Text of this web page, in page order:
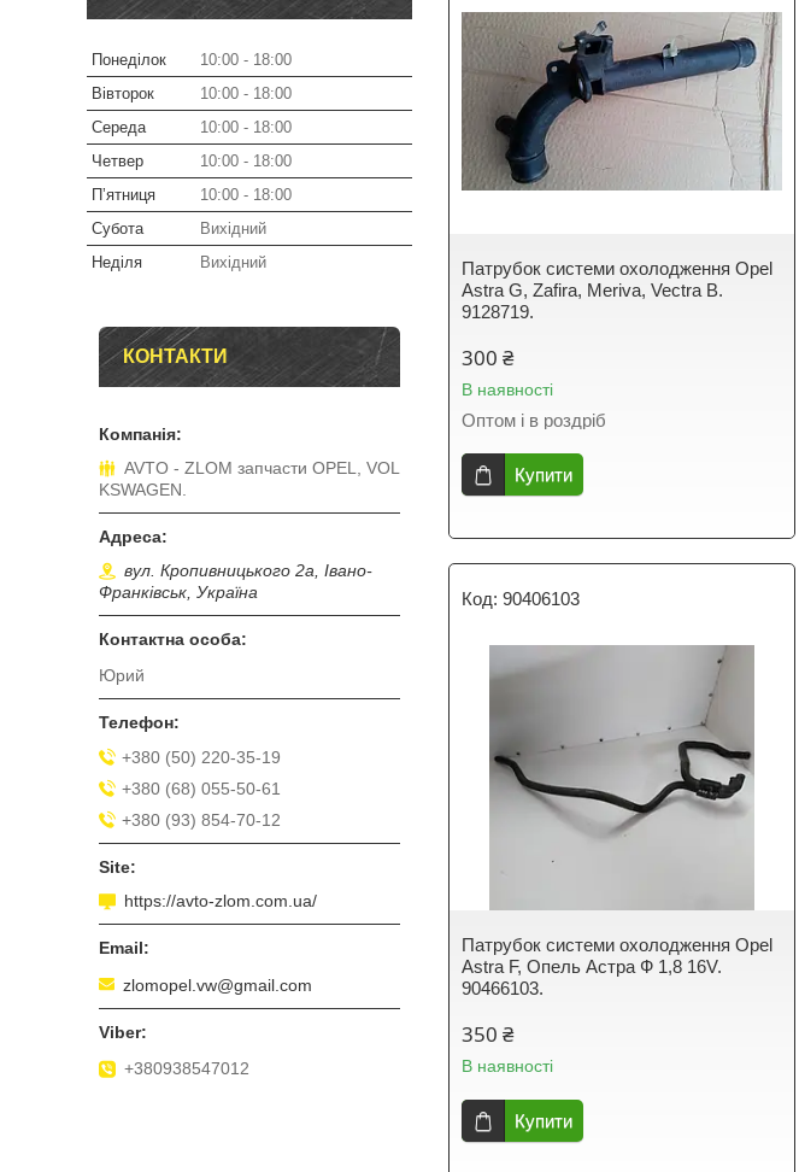
Патрубок системи охолодження Opel
Astra G, Zafira, Meriva, Vectra B.
9128719.
300 ₴
В наявності
Оптом і в роздріб
Купити
90406103
Патрубок системи охолодження Opel
Astra F, Опель Астра Ф 1,8 16V.
90466103.
350 ₴
В наявності
Купити
Понеділок 10:00
18:00
Вівторок
10:00
18:00
Середа
10:00
18:00
Четвер
10:00
18:00
Пʼятниця
10:00
18:00
Субота
Вихідний
Неділя
Вихідний
КОНТАКТИ
AVTO - ZLOM запчасти OPEL, VOL
KSWAGEN.
вул. Кропивницького 2а, Івано-
Франківськ, Україна
Юрий
+380 (50) 220-35-19
+380 (68) 055-50-61
+380 (93) 854-70-12
https://avto-zlom.com.ua/
zlomopel.vw@gmail.com
+380938547012